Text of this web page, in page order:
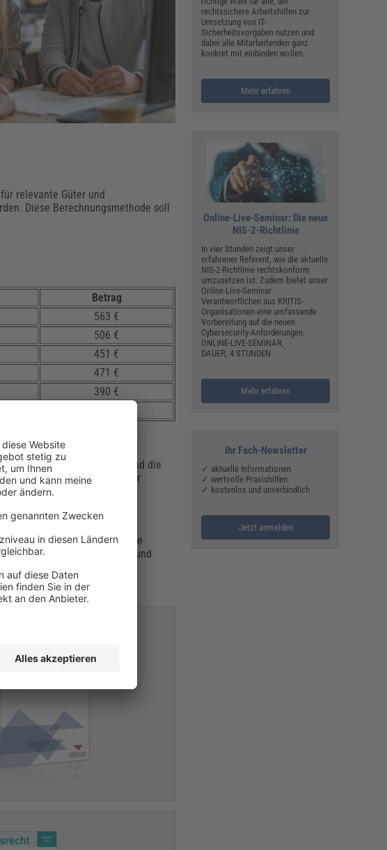
Hausmeister & Haustechnik
Vergaberecht
Personalmanagement
Fachpublikationen & Arbeitshilfen
Weiterbildungen (AKADEMIE HERKERT)
relevante Güter und
Diese Berechnungsmethode soll
Betrag
563 €
506 €
451 €
471 €
390 €
Berechnungsmethoden und die
gibt Forderungen nach einer
gewährleisten.
und bedarfsgerechte
abzielen, die Effektivität und
rechtssichere Arbeitshilfen zur
Umsetzung von IT-
Sicherheitsvorgaben nutzen und
dabei alle Mitarbeitenden ganz
konkret mit einbinden wollen.
Mehr erfahren
Online-Live-Seminar: Die neue
NIS-2-Richtlinie
In vier Stunden zeigt unser
erfahrener Referent, wie die aktuelle
NIS-2-Richtlinie rechtskonform
umzusetzen ist. Zudem bietet unser
Online-Live-Seminar
Verantwortlichen aus KRITIS-
Organisationen eine umfassende
Vorbereitung auf die neuen
Cybersecurity-Anforderungen.
ONLINE-LIVE-SEMINAR,
DAUER, 4 STUNDEN
Mehr erfahren
Ihr Fach-Newsletter
✓ aktuelle Informationen
✓ wertvolle Praxishilfen
✓ kostenlos und unverbindlich
Jetzt anmelden